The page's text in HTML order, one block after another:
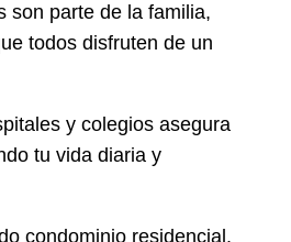
son parte de la familia,
todos disfruten de un
y colegios asegura
tu vida diaria y
condominio residencial.